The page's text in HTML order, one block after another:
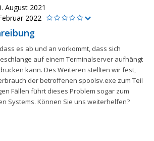
August 2021
2022
es ab und an vorkommt, dass sich
auf einem Terminalserver aufhängt
kann. Des Weiteren stellten wir fest,
der betroffenen spoolsv.exe zum Teil
Fällen führt dieses Problem sogar zum
Systems. Können Sie uns weiterhelfen?